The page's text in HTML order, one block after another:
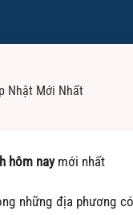
Nhật Mới Nhất
hôm naymới nhất
những địa phương